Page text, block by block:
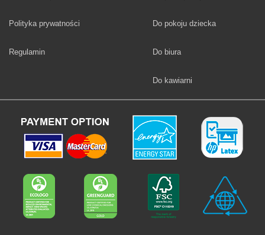
Polityka prywatności
Regulamin
Fototapety
Do pokoju dziecka
Fototapety
Do biura
Fototapety
Do kawiarni